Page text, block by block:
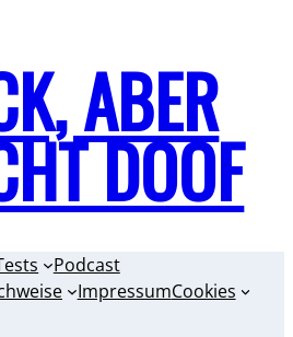
ABER
DOOF
Podcast
ImpressumCookies